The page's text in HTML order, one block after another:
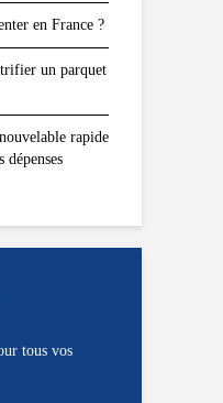
en France ?
un parquet
rapide
dépenses
tous vos